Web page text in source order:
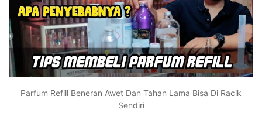
Parfum Refill Beneran Awet Dan Tahan Lama Bisa Di Racik
Sendiri